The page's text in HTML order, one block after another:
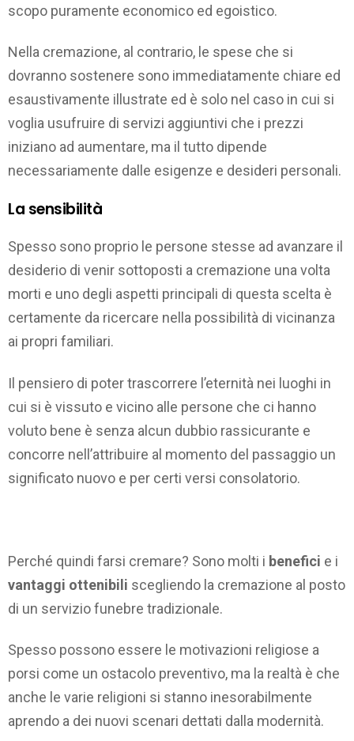
scopo puramente economico ed egoistico.
Nella cremazione, al contrario, le spese che si
dovranno sostenere sono immediatamente chiare ed
esaustivamente illustrate ed è solo nel caso in cui si
voglia usufruire di servizi aggiuntivi che i prezzi
iniziano ad aumentare, ma il tutto dipende
necessariamente dalle esigenze e desideri personali.
La sensibilità
Spesso sono proprio le persone stesse ad avanzare il
desiderio di venir sottoposti a cremazione una volta
morti e uno degli aspetti principali di questa scelta è
certamente da ricercare nella possibilità di vicinanza
ai propri familiari.
Il pensiero di poter trascorrere l’eternità nei luoghi in
cui si è vissuto e vicino alle persone che ci hanno
voluto bene è senza alcun dubbio rassicurante e
concorre nell’attribuire al momento del passaggio un
significato nuovo e per certi versi consolatorio.
Perché quindi farsi cremare? Sono molti i benefici e i
vantaggi ottenibili scegliendo la cremazione al posto
di un servizio funebre tradizionale.
Spesso possono essere le motivazioni religiose a
porsi come un ostacolo preventivo, ma la realtà è che
anche le varie religioni si stanno inesorabilmente
aprendo a dei nuovi scenari dettati dalla modernità.